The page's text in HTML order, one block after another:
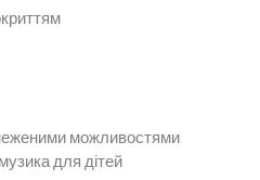
можливостями
для дітей